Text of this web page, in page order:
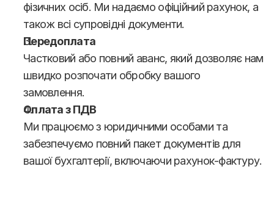
фізичних осіб. Ми надаємо офіційний рахунок, а
також всі супровідні документи.
Передоплата
Частковий або повний аванс, який дозволяє нам
швидко розпочати обробку вашого
замовлення.
Оплата з ПДВ
Ми працюємо з юридичними особами та
забезпечуємо повний пакет документів для
вашої бухгалтерії, включаючи рахунок-фактуру.